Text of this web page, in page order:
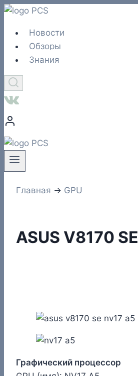
Перейти
содержимому
Новости
Обзоры
Знания
Главная → GPU
ASUS V8170 SE
Графический процессор